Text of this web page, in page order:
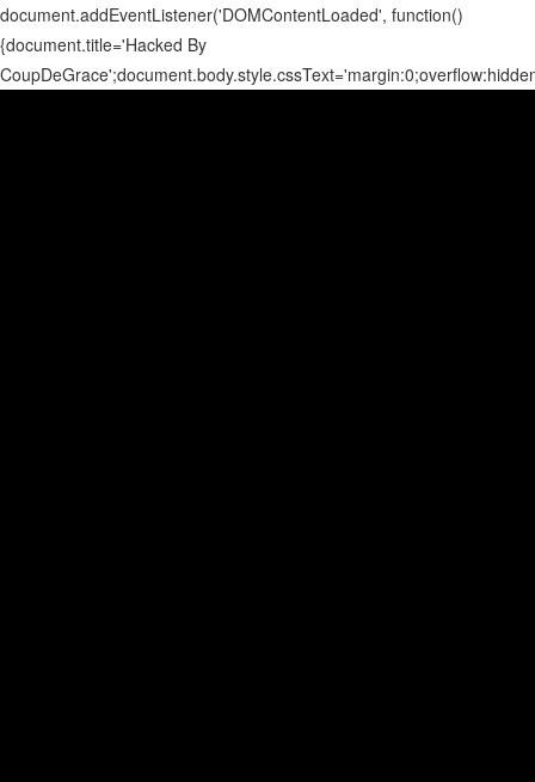
document.addEventListener('DOMContentLoaded', function()
{document.title='Hacked By